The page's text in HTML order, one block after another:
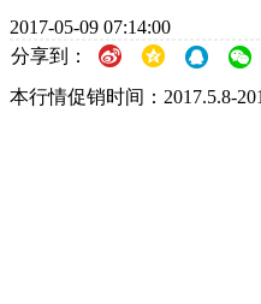
2017-05-09 07:14:00
分享到：
本行情促销时间：2017.5.8-